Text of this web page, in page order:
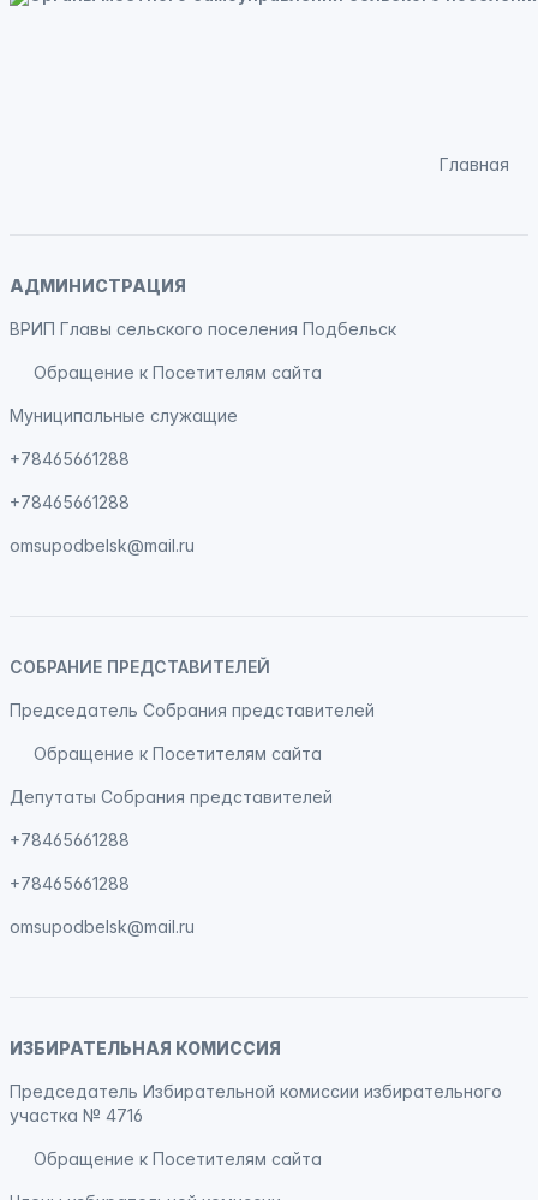
Главная
АДМИНИСТРАЦИЯ
ВРИП Главы сельского поселения Подбельск
Обращение к Посетителям сайта
Муниципальные служащие
+78465661288
+78465661288
omsupodbelsk@mail.ru
СОБРАНИЕ ПРЕДСТАВИТЕЛЕЙ
Председатель Собрания представителей
Обращение к Посетителям сайта
Депутаты Собрания представителей
+78465661288
+78465661288
omsupodbelsk@mail.ru
ИЗБИРАТЕЛЬНАЯ КОМИССИЯ
Председатель Избирательной комиссии избирательного
участка № 4716
Обращение к Посетителям сайта